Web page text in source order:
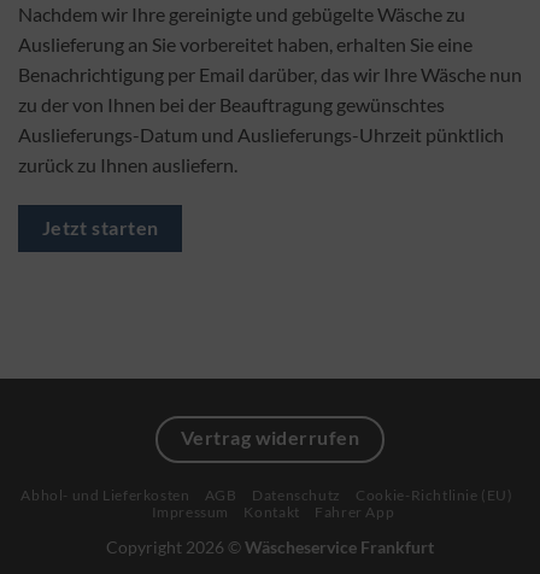
Nachdem wir Ihre gereinigte und gebügelte Wäsche zu
Auslieferung an Sie vorbereitet haben, erhalten Sie eine
Benachrichtigung per Email darüber, das wir Ihre Wäsche nun
zu der von Ihnen bei der Beauftragung gewünschtes
Auslieferungs-Datum und Auslieferungs-Uhrzeit pünktlich
zurück zu Ihnen ausliefern.
Jetzt starten
Vertrag widerrufen
Abhol- und Lieferkosten AGB Datenschutz
Cookie-Richtlinie (EU)
Impressum
Kontakt Fahrer App
Copyright 2026 ©Wäscheservice Frankfurt